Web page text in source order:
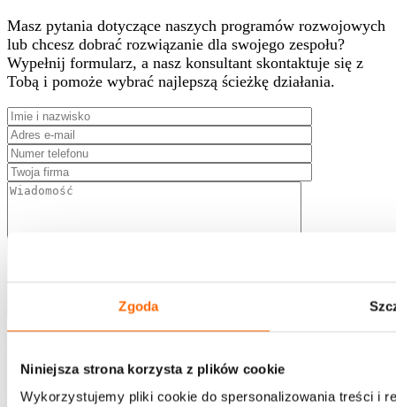
Zgoda
Niniejsza strona korzysta z plików cookie
Wykorzystujemy pliki cookie do spersonalizowania treści i
Masz pytania dotyczące naszych programów rozwojowych
lub chcesz dobrać rozwiązanie dla swojego zespołu?
Wypełnij formularz, a nasz konsultant skontaktuje się z
Tobą i pomoże wybrać najlepszą ścieżkę działania.
Wyrażam
zgodę na kontakt telefoniczny i mailowy w celu obsługi niniejszego
handlowych środkami komunikacji elektronicznej wysyłanymi
przez House of Skills oraz na wykorzystanie komunikacji email w
celach marketingowych. Administratorem danych jest Konsorcjum